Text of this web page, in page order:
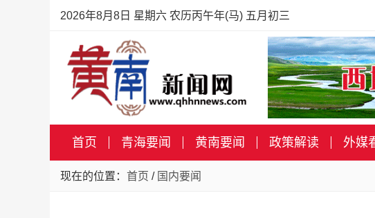
2026年8月8日 星期六 农历丙午年(马) 五月初三
首页 青海要闻 黄南要闻 政策解读 外媒
现在的位置： 首页 / 国内要闻